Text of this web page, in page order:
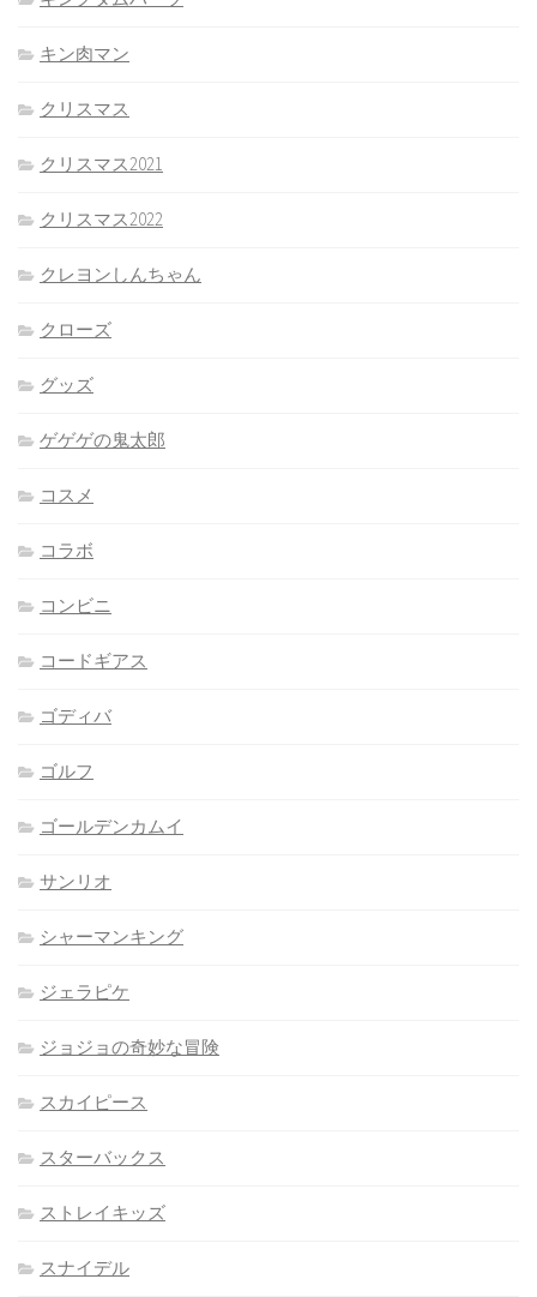
キン肉マン
クリスマス
クリスマス2021
クリスマス2022
クレヨンしんちゃん
クローズ
グッズ
ゲゲゲの鬼太郎
コスメ
コラボ
コンビニ
コードギアス
ゴディバ
ゴルフ
ゴールデンカムイ
サンリオ
シャーマンキング
ジェラピケ
ジョジョの奇妙な冒険
スカイピース
スターバックス
ストレイキッズ
スナイデル